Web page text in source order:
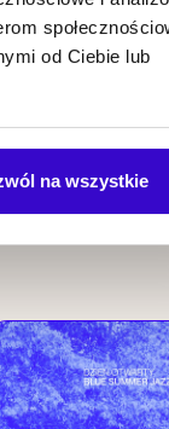
od Ciebie lub
na wszystkie